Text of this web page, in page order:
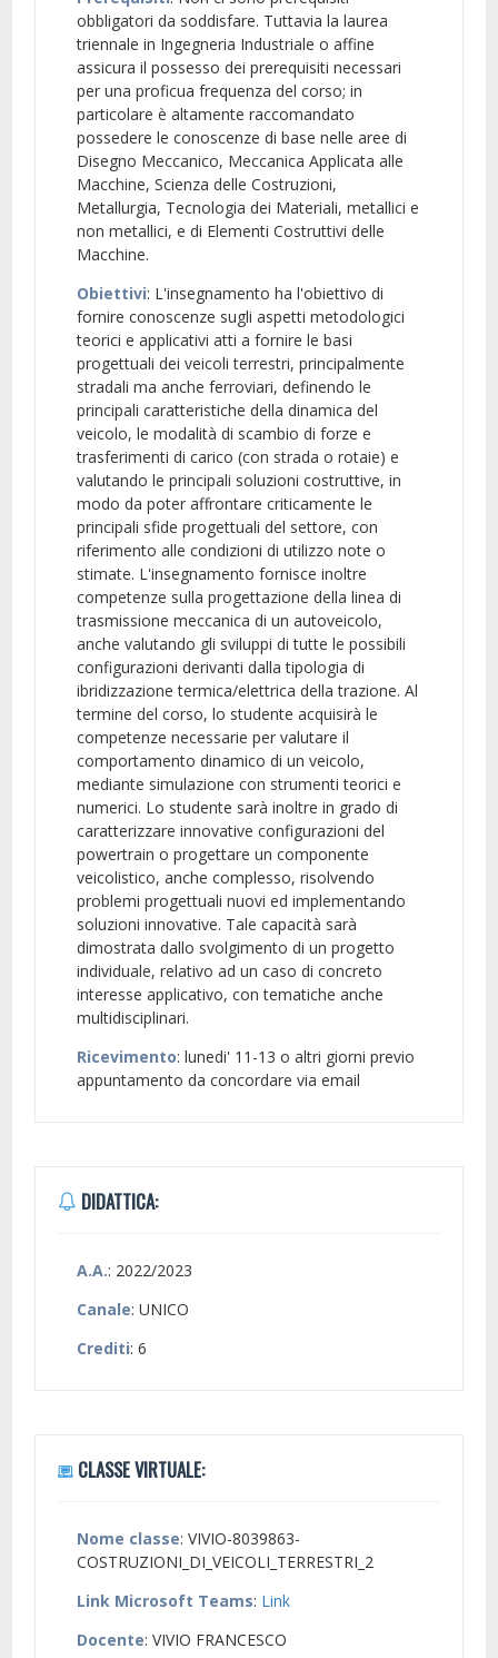
obbligatori da soddisfare. Tuttavia la laurea
triennale in Ingegneria Industriale o affine
assicura il possesso dei prerequisiti necessari
per una proficua frequenza del corso; in
particolare è altamente raccomandato
possedere le conoscenze di base nelle aree di
Disegno Meccanico, Meccanica Applicata alle
Macchine, Scienza delle Costruzioni,
Metallurgia, Tecnologia dei Materiali, metallici e
non metallici, e di Elementi Costruttivi delle
Macchine.
Obiettivi: L'insegnamento ha l'obiettivo di
fornire conoscenze sugli aspetti metodologici
teorici e applicativi atti a fornire le basi
progettuali dei veicoli terrestri, principalmente
stradali ma anche ferroviari, definendo le
principali caratteristiche della dinamica del
veicolo, le modalità di scambio di forze e
trasferimenti di carico (con strada o rotaie) e
valutando le principali soluzioni costruttive, in
modo da poter affrontare criticamente le
principali sfide progettuali del settore, con
riferimento alle condizioni di utilizzo note o
stimate. L'insegnamento fornisce inoltre
competenze sulla progettazione della linea di
trasmissione meccanica di un autoveicolo,
anche valutando gli sviluppi di tutte le possibili
configurazioni derivanti dalla tipologia di
ibridizzazione termica/elettrica della trazione. Al
termine del corso, lo studente acquisirà le
competenze necessarie per valutare il
comportamento dinamico di un veicolo,
mediante simulazione con strumenti teorici e
numerici. Lo studente sarà inoltre in grado di
caratterizzare innovative configurazioni del
powertrain o progettare un componente
veicolistico, anche complesso, risolvendo
problemi progettuali nuovi ed implementando
soluzioni innovative. Tale capacità sarà
dimostrata dallo svolgimento di un progetto
individuale, relativo ad un caso di concreto
interesse applicativo, con tematiche anche
multidisciplinari.
Ricevimento: lunedi' 11-13 o altri giorni previo
appuntamento da concordare via email
DIDATTICA:
A.A.: 2022/2023
Canale: UNICO
Crediti: 6
CLASSE VIRTUALE:
Nome classe: VIVIO-8039863-
COSTRUZIONI_DI_VEICOLI_TERRESTRI_2
Link Microsoft Teams: Link
Docente: VIVIO FRANCESCO